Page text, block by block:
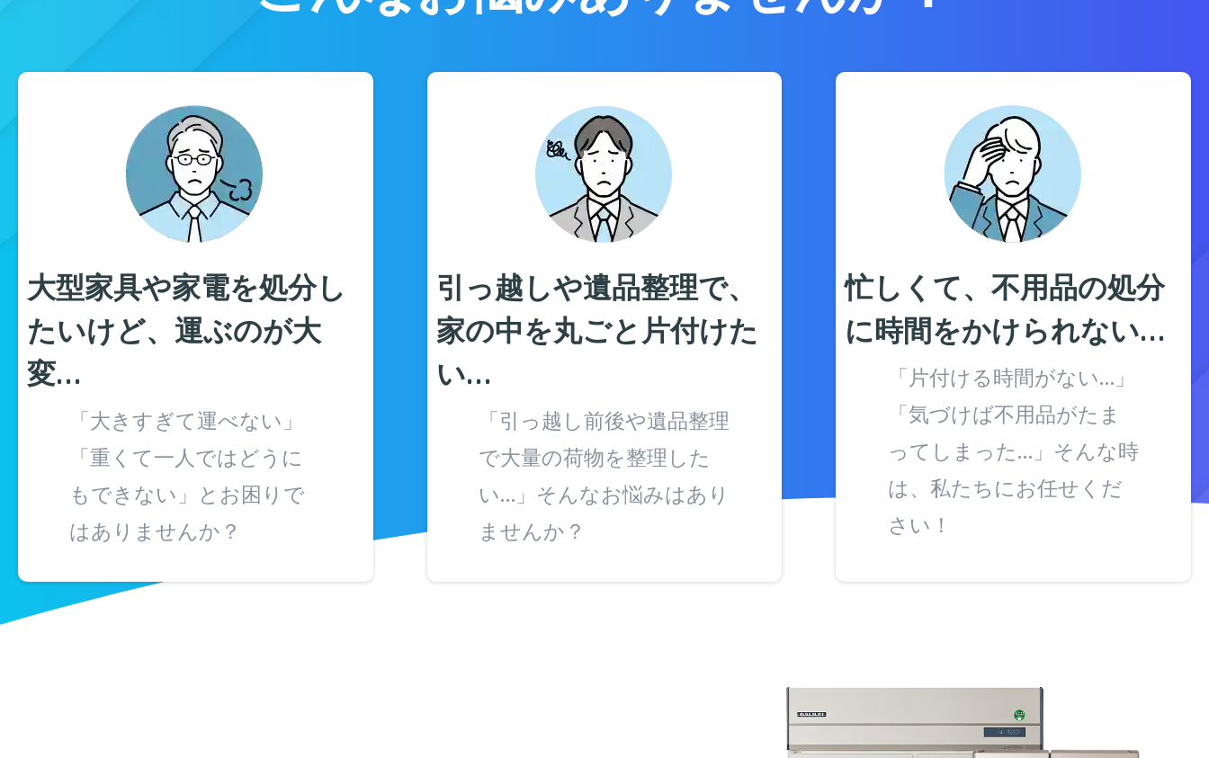
大型家具や家電を処分し
たいけど、運ぶのが大
変…
「大きすぎて運べない」
「重くて一人ではどうに
もできない」とお困りで
はありませんか？
引っ越しや遺品整理で、
家の中を丸ごと片付けた
い…
「引っ越し前後や遺品整理
で大量の荷物を整理した
い…」そんなお悩みはあり
ませんか？
忙しくて、不用品の処分
に時間をかけられない…
「片付ける時間がない…」
「気づけば不用品がたま
ってしまった…」そんな時
は、私たちにお任せくだ
さい！